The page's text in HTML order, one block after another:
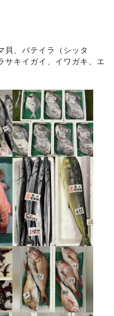
貝、バテイラ（シッタ
サキイガイ、イワガキ、エ